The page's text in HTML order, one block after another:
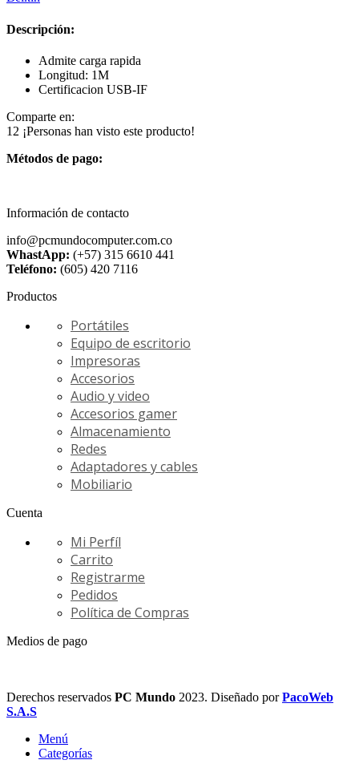
Descripción:
Admite carga rapida
Longitud: 1M
Certificacion USB-IF
Comparte en:
12 ¡Personas han visto este producto!
Métodos de pago:
Información de contacto
info@pcmundocomputer.com.co
WhastApp: (+57) 315 6610 441
Teléfono: (605) 420 7116
Productos
Portátiles
Equipo de escritorio
Impresoras
Accesorios
Audio y video
Accesorios gamer
Almacenamiento
Redes
Adaptadores y cables
Mobiliario
Cuenta
Mi Perfíl
Carrito
Registrarme
Pedidos
Política de Compras
Medios de pago
Derechos reservados PC Mundo 2023. Diseñado porPacoWeb
S.A.S
Menú
Categorías